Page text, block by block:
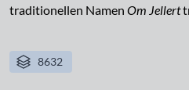
traditionellen Namen Om Jellert
8632